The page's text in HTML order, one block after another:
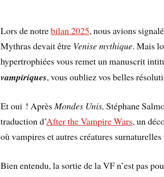
Lors de notrebilan 2025, nous avions
Mythras devait être Venise mythique. Mais
hypertrophiées vous remet un manuscrit
vampiriques, vous oubliez vos belles
Et oui ! AprèsMondes Unis, Stéphane
traduction d’After the Vampire Wars, un
où vampires et autres créatures
Bien entendu, la sortie de la VF n’est pas